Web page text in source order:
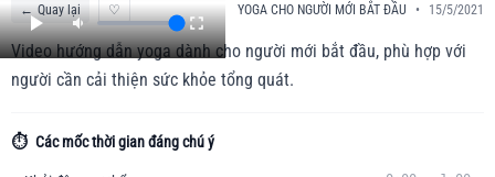
← Quay lại ♡ YOGA CHO NGƯỜI MỚI BẮT ĐẦU • 15/5/2021
Video hướng dẫn yoga dành cho người mới bắt đầu, phù hợp với
người cần cải thiện sức khỏe tổng quát.
⏱️ Các mốc thời gian đáng chú ý